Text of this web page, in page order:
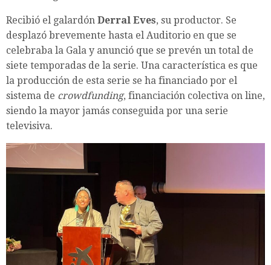
Recibió el galardón Derral Eves, su productor. Se
desplazó brevemente hasta el Auditorio en que se
celebraba la Gala y anunció que se prevén un total de
siete temporadas de la serie. Una característica es que
la producción de esta serie se ha financiado por el
sistema de crowdfunding, financiación colectiva on line,
siendo la mayor jamás conseguida por una serie
televisiva.